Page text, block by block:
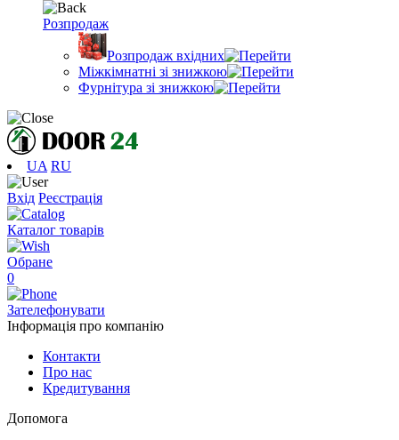
Розпродаж
Розпродаж вхідних
Міжкімнатні зі знижкою
Фурнітура зі знижкою
UA RU
Вхід Реєстрація
Каталог товарів
Обране
0
Зателефонувати
Інформація про компанію
Контакти
Про нас
Кредитування
Допомога